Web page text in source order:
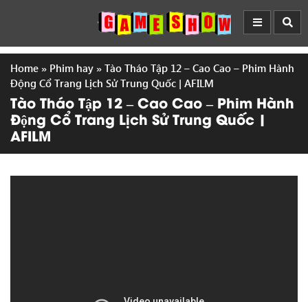
Home » Phim hay » Tào Tháo Tập 12 – Cao Cao – Phim Hành
Động Cổ Trang Lịch Sử Trung Quốc | AFILM
Tào Tháo Tập 12 – Cao Cao – Phim Hành
Động Cổ Trang Lịch Sử Trung Quốc |
AFILM